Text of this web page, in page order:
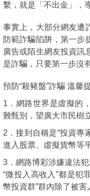
繫，就是「不出金」，
事實上，大部分網友遭
防範詐騙陷阱，第一步
廣告或陌生網友投資訊
是詐騙，只要第一步沒
預防“殺豬盤”詐騙 溫馨
1．網路世界是虛擬的
難甄別，望廣大市民樹
2．接到自稱是“投資專
進入股票、虛擬貨幣等
3．網路博彩涉嫌違法
“微投入高收入”都是犯
幣投資群”群內除了被害